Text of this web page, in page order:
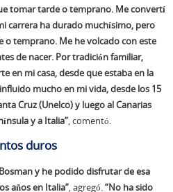
tomar tarde o temprano. Me convertí
carrera ha durado muchísimo, pero
o temprano. Me he volcado con este
de nacer. Por tradición familiar,
en mi casa, desde que estaba en la
mucho en mi vida, desde los 15
Cruz (Unelco) y luego al Canarias
y a Italia”, comentó.
duros
y he podido disfrutar de esa
años en Italia”, agregó.“No ha sido